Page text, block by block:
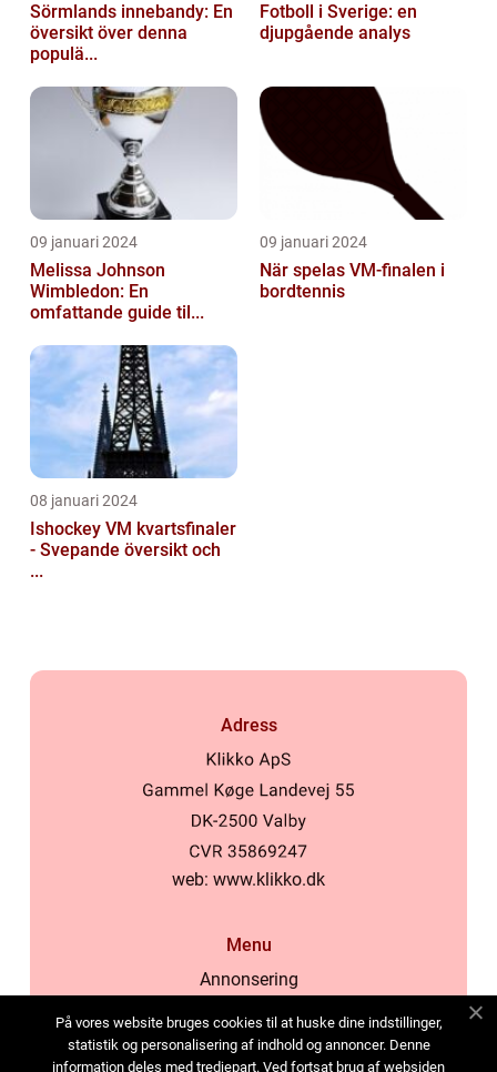
Sörmlands innebandy: En
översikt över denna
populä...
Fotboll i Sverige: en
djupgående analys
09 januari 2024
Melissa Johnson
Wimbledon: En
omfattande guide til...
09 januari 2024
När spelas VM-finalen i
bordtennis
08 januari 2024
Ishockey VM kvartsfinaler
- Svepande översikt och
...
Adress
web: www.klikko.dk
Menu
Annonsering
Cookies
På vores website bruges cookies til at huske dine indstillinger,
statistik og personalisering af indhold og annoncer. Denne
information deles med tredjepart. Ved fortsat brug af websiden